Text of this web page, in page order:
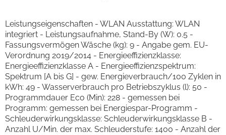
Leistungseigenschaften - WLAN Ausstattung: WLAN
integriert - Leistungsaufnahme, Stand-By (W): 0.5 -
Fassungsvermögen Wäsche (kg): 9 - Angabe gem. EU-
Verordnung 2019/2014 - Energieeffizienzklasse:
Energieeffizienzklasse A - Energieeffizienzspektrum:
Spektrum [A bis G] - gew. Energieverbrauch/100 Zyklen in
kWh: 49 - Wasserverbrauch pro Betriebszyklus (l): 50 -
Programmdauer Eco (Min): 228 - gemessen bei
Programm: gemessen bei Energiespar-Programm -
Schleuderwirkungsklasse: Schleuderwirkungsklasse B -
Anzahl U/Min. der max. Schleuderstufe: 1400 - Anzahl der